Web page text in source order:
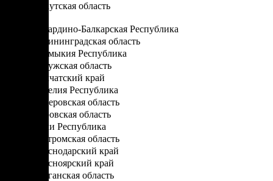
Иркутская область
Кабардино-Балкарская Республика
Калининградская область
Калмыкия Республика
Калужская область
Камчатский край
Карелия Республика
Кемеровская область
Кировская область
Коми Республика
Костромская область
Краснодарский край
Красноярский край
Курганская область